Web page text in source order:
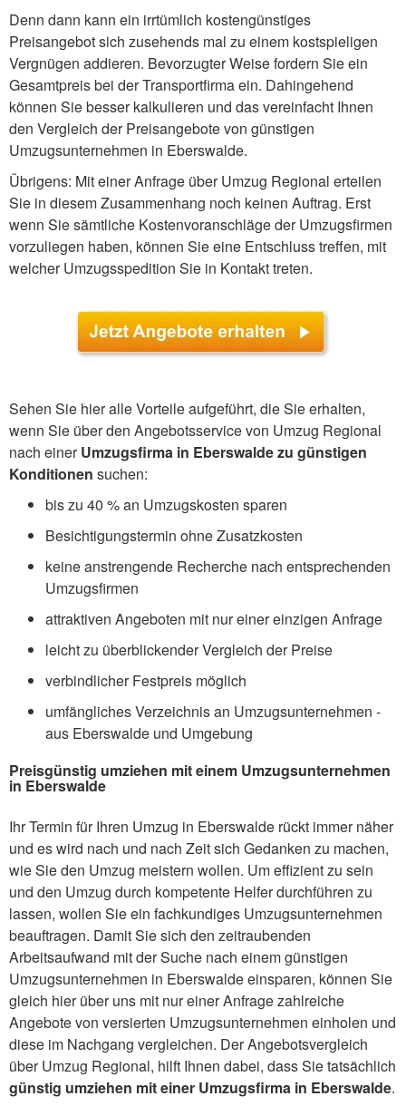
Denn dann kann ein irrtümlich kostengünstiges
Preisangebot sich zusehends mal zu einem kostspieligen
Vergnügen addieren. Bevorzugter Weise fordern Sie ein
Gesamtpreis bei der Transportfirma ein. Dahingehend
können Sie besser kalkulieren und das vereinfacht Ihnen
den Vergleich der Preisangebote von günstigen
Umzugsunternehmen in Eberswalde.
Übrigens: Mit einer Anfrage über Umzug Regional erteilen
Sie in diesem Zusammenhang noch keinen Auftrag. Erst
wenn Sie sämtliche Kostenvoranschläge der Umzugsfirmen
vorzuliegen haben, können Sie eine Entschluss treffen, mit
welcher Umzugsspedition Sie in Kontakt treten.
Sehen Sie hier alle Vorteile aufgeführt, die Sie erhalten,
wenn Sie über den Angebotsservice von Umzug Regional
nach einerUmzugsfirma in Eberswalde zu günstigen
Konditionen suchen:
bis zu 40 % an Umzugskosten sparen
Besichtigungstermin ohne Zusatzkosten
keine anstrengende Recherche nach entsprechenden
Umzugsfirmen
attraktiven Angeboten mit nur einer einzigen Anfrage
leicht zu überblickender Vergleich der Preise
verbindlicher Festpreis möglich
umfängliches Verzeichnis an Umzugsunternehmen -
aus Eberswalde und Umgebung
Preisgünstig umziehen mit einem Umzugsunternehmen
in Eberswalde
Ihr Termin für Ihren Umzug in Eberswalde rückt immer näher
und es wird nach und nach Zeit sich Gedanken zu machen,
wie Sie den Umzug meistern wollen. Um effizient zu sein
und den Umzug durch kompetente Helfer durchführen zu
lassen, wollen Sie ein fachkundiges Umzugsunternehmen
beauftragen. Damit Sie sich den zeitraubenden
Arbeitsaufwand mit der Suche nach einem günstigen
Umzugsunternehmen in Eberswalde einsparen, können Sie
gleich hier über uns mit nur einer Anfrage zahlreiche
Angebote von versierten Umzugsunternehmen einholen und
diese im Nachgang vergleichen. Der Angebotsvergleich
über Umzug Regional, hilft Ihnen dabei, dass Sie tatsächlich
günstig umziehen mit einer Umzugsfirma in Eberswalde.